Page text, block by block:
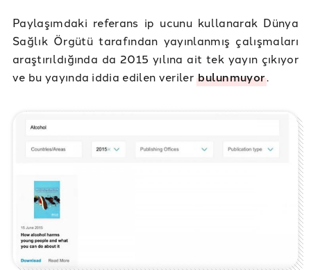
Paylaşımdaki referans ip ucunu kullanarak Dünya
Sağlık Örgütü tarafından yayınlanmış çalışmaları
araştırıldığında da 2015 yılına ait tek yayın çıkıyor
ve bu yayında iddia edilen verilerbulunmuyor.